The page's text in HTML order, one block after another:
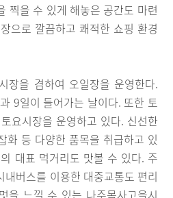
찍을 수 있게 해놓은 공간도 마련
으로 깔끔하고 쾌적한 쇼핑 환경
장을 겸하여 오일장을 운영한다.
9일이 들어가는 날이다. 또한 토
요시장을 운영하고 있다. 신선한
화 등 다양한 품목을 취급하고 있
대표 먹거리도 맛볼 수 있다. 주
버스를 이용한 대중교통도 편리
을 느낄 수 있는 나주목사고을시